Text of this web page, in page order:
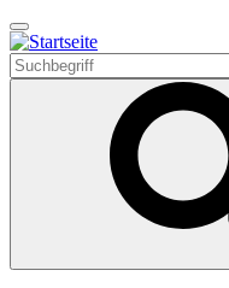
Direkt
zum
Inhalt